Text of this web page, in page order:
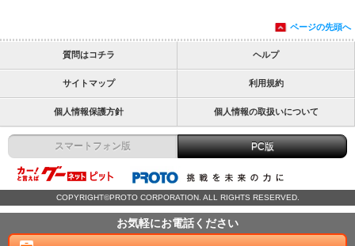
お気軽にお電話ください
ページの先頭へ
質問はコチラ ヘルプ
サイトマップ 利用規約
個人情報保護方針 個人情報の取扱いについて
スマートフォン版 PC版
COPYRIGHT©PROTO CORPORATION. ALL RIGHTS RESERVED.